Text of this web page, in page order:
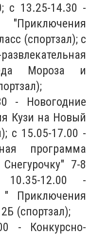
с 13.25-14.30 -
"Приключения
(спортзал); с
Мороза и
- Новогодние
Кузи на Новый
с 15.05-17.00 -
программа
7-8
10.35-12.00 -
" Приключения
(спортзал);
- Конкурсно-